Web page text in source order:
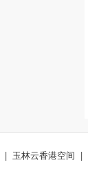
| 玉林云香港空间 |